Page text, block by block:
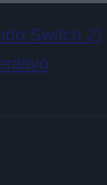
Switch 2)